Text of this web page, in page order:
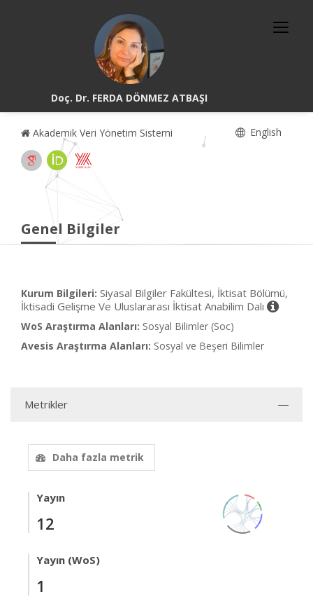
Doç. Dr. FERDA DÖNMEZ ATBAŞI
Akademik Veri Yönetim Sistemi English
Genel Bilgiler
Kurum Bilgileri: Siyasal Bilgiler Fakültesi, İktisat Bölümü,
İktisadi Gelişme Ve Uluslararası İktisat Anabilim Dalı
WoS Araştırma Alanları: Sosyal Bilimler (Soc)
Avesis Araştırma Alanları: Sosyal ve Beşeri Bilimler
Metrikler
Daha fazla metrik
Yayın
12
Yayın (WoS)
1